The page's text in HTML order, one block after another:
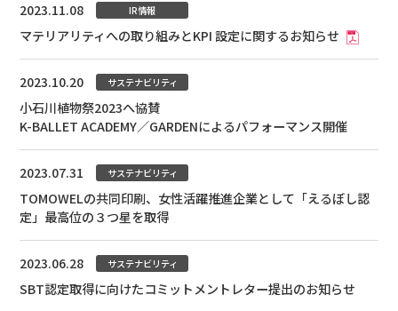
2023.11.08 IR情報
マテリアリティへの取り組みとKPI 設定に関するお知らせ
2023.10.20 サステナビリティ
小石川植物祭2023へ協賛
K-BALLET ACADEMY／GARDENによるパフォーマンス開催
2023.07.31 サステナビリティ
TOMOWELの共同印刷、女性活躍推進企業として「えるぼし認
定」最高位の３つ星を取得
2023.06.28 サステナビリティ
SBT認定取得に向けたコミットメントレター提出のお知らせ